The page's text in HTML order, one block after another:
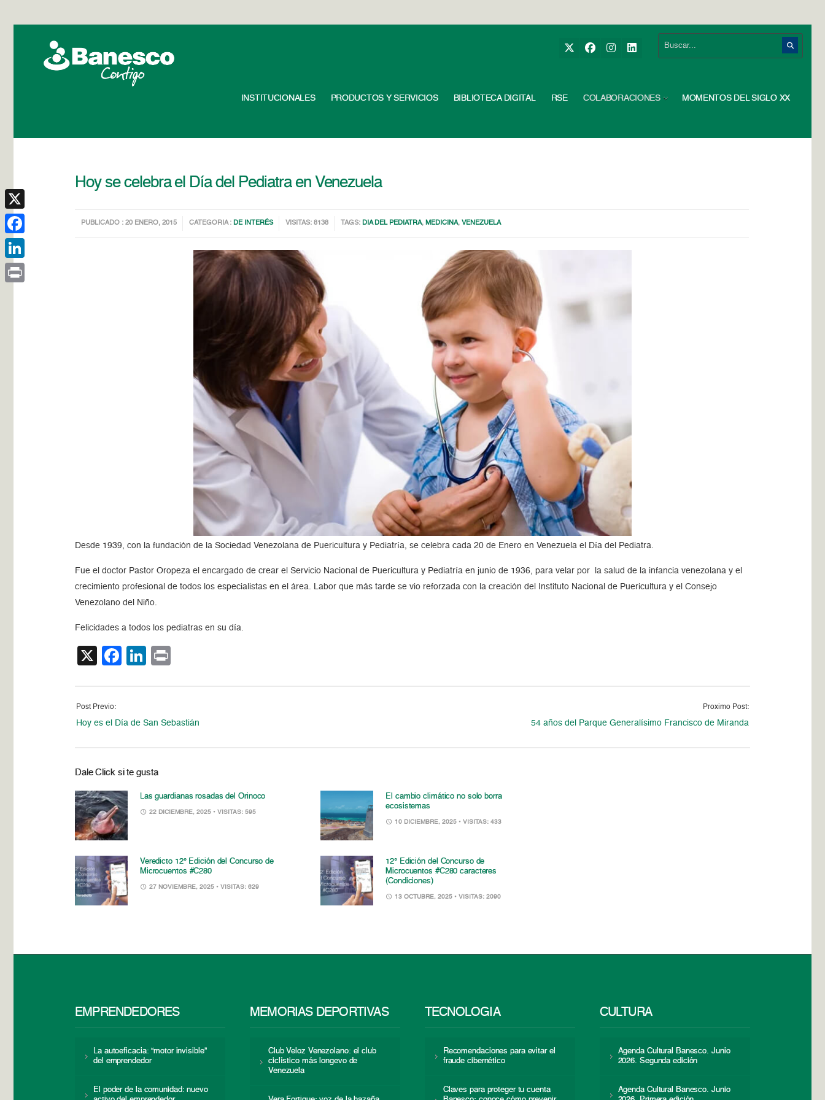
INSTITUCIONALES PRODUCTOS Y SERVICIOS BIBLIOTECA DIGITAL RSE COLABORACIONES MOMENTOS DEL SIGLO XX
Hoy se celebra el Día del Pediatra en Venezuela
PUBLICADO : 20 ENERO, 2015 CATEGORIA : DE INTERÉS VISITAS: 8138 TAGS: DIA DEL PEDIATRA, MEDICINA,VENEZUELA
Desde 1939, con la fundación de la Sociedad Venezolana de Puericultura y Pediatría, se celebra cada 20 de Enero en Venezuela el Día del Pediatra.
Fue el doctor Pastor Oropeza el encargado de crear el Servicio Nacional de Puericultura y Pediatría en junio de 1936, para velar por la salud de la infancia venezolana y el
crecimiento profesional de todos los especialistas en el área. Labor que más tarde se vio reforzada con la creación del Instituto Nacional de Puericultura y el Consejo
Venezolano del Niño.
Felicidades a todos los pediatras en su día.
X Facebook
LinkedIn
Post Previo:
Hoy es el Día de San Sebastián
Proximo Post:
54 años del Parque Generalísimo Francisco de Miranda
Dale Click si te gusta
Las guardianas rosadas del Orinoco
22 DICIEMBRE, 2025 • VISITAS: 595
El cambio climático no solo borra
ecosistemas
10 DICIEMBRE, 2025 • VISITAS: 433
Veredicto 12° Edición del Concurso de
Microcuentos #C280
27 NOVIEMBRE, 2025 • VISITAS: 629
12° Edición del Concurso de
Microcuentos #C280 caracteres
(Condiciones)
13 OCTUBRE, 2025 • VISITAS: 2090
EMPRENDEDORES
La autoeficacia: “motor invisible”
del emprendedor
El poder de la comunidad: nuevo
MEMORIAS DEPORTIVAS
Club Veloz Venezolano: el club
ciclístico más longevo de
Venezuela
TECNOLOGÍA
Recomendaciones para evitar el
fraude cibernético
Claves para proteger tu cuenta
CULTURA
Agenda Cultural Banesco. Junio
2026. Segunda edición
Agenda Cultural Banesco. Junio
X
Facebook
LinkedIn